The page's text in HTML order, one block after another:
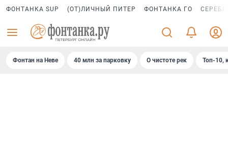
ФОНТАНКА SUP (ОТ)ЛИЧНЫЙ ПИТЕР ФОНТАНКА ГО
Фонтан на Неве 40 млн за парковку О чистоте рек Топ-10,